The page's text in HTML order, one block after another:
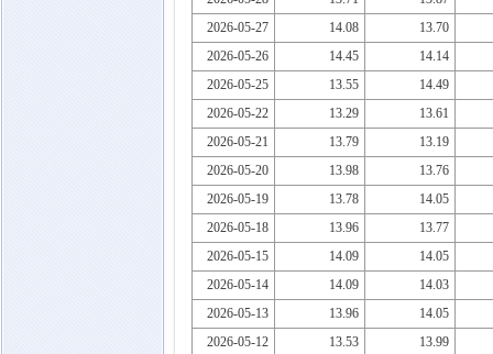
2026-05-27
14.08
13.70
2026-05-26
14.45
14.14
2026-05-25
13.55
14.49
2026-05-22
13.29
13.61
2026-05-21
13.79
13.19
2026-05-20
13.98
13.76
2026-05-19
13.78
14.05
2026-05-18
13.96
13.77
2026-05-15
14.09
14.05
2026-05-14
14.09
14.03
2026-05-13
13.96
14.05
2026-05-12
13.53
13.99